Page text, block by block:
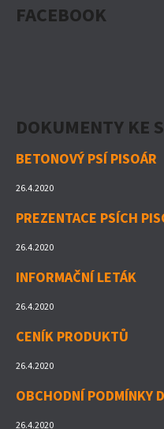
FACEBOOK
DOKUMENTY KE
BETONOVÝ PSÍ PISOÁR
26.4.2020
PREZENTACE PSÍCH
26.4.2020
INFORMAČNÍ LETÁK
26.4.2020
CENÍK PRODUKTŮ
26.4.2020
OBCHODNÍ PODMÍNKY
26.4.2020